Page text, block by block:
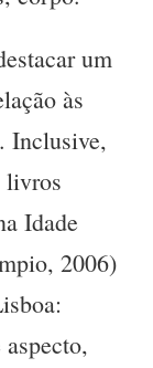
um
às
Inclusive,
livros
Idade
2006)